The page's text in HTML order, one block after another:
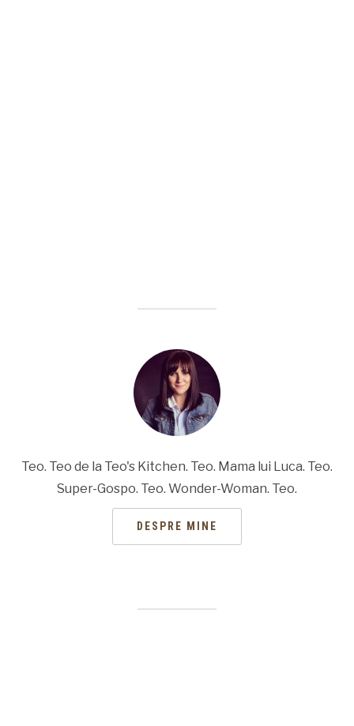
Teo. Teo de la Teo's Kitchen. Teo. Mama lui Luca. Teo.
Super-Gospo. Teo. Wonder-Woman. Teo.
DESPRE MINE